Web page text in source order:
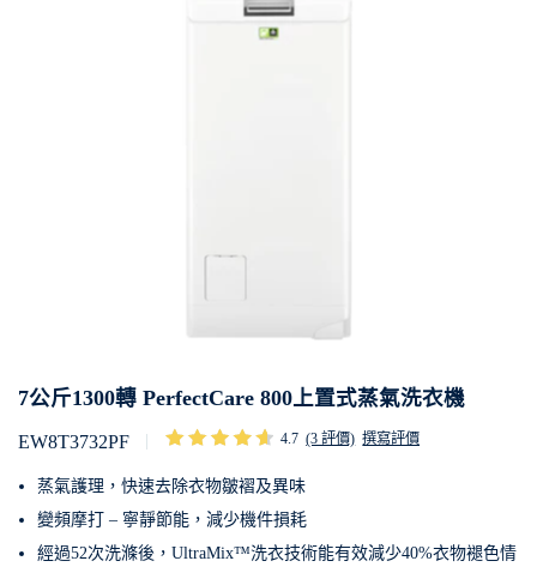
7公斤1300轉 PerfectCare 800上置式蒸氣洗衣機
EW8T3732PF 4.7 (3 評價) 撰寫評價
蒸氣護理，快速去除衣物皺褶及異味
變頻摩打 – 寧靜節能，減少機件損耗
經過52次洗滌後，UltraMix™洗衣技術能有效減少40%衣物褪色情